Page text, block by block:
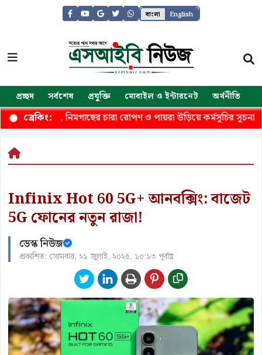
বাংলা English
প্রচ্ছদ সর্বশেষ প্রযুক্তি মোবাইল ও ইন্টারনেট অর্থনীতি
ব্রেকিং:
নিমগাছের চারা রোপণ ও পায়রা উড়িয়ে কর্মসূচির সূচনা
Infinix Hot 60 5G+ আনবক্সিং: বাজেট
5G ফোনের নতুন রাজা!
ডেস্ক নিউজ
প্রকাশিত: সোমবার, ২১ জুলাই, ২০২৫, ১০:১৩ পূর্বাহ্ণ